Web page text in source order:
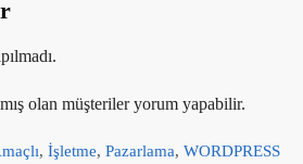
olan müşteriler yorum yapabilir.
, İşletme, Pazarlama, WORDPRESS